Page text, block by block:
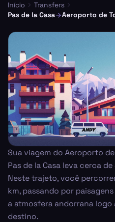
Início
Transfers
Pas de la Casa
Aeroporto de
Sua viagem do Aeroporto
Pas de la Casa leva cerca
Neste trajeto, você
km, passando por
a atmosfera andorrana logo
destino.